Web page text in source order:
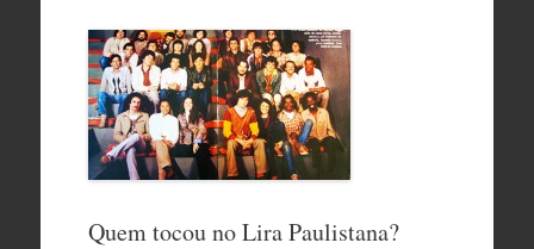
Quem tocou no Lira Paulistana?